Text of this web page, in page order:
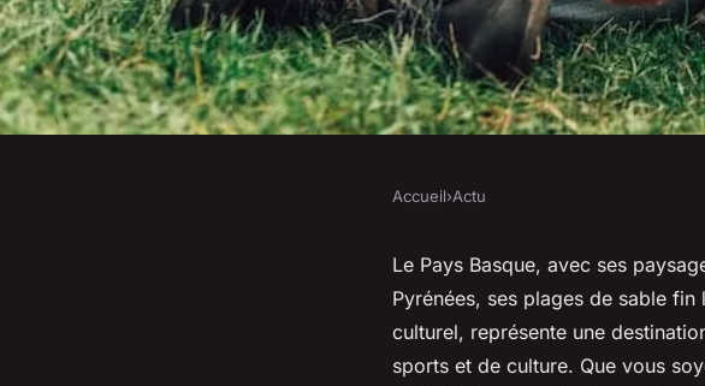
Quand est-ce qu'on part
camping pays basque ?
Accueil›Actu
Le Pays Basque, avec ses
Pyrénées, ses plages de sable
culturel, représente une
sports et de culture. Que vous